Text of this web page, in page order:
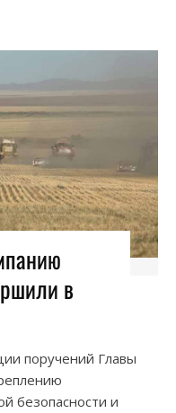
в
поручений Главы
безопасности и